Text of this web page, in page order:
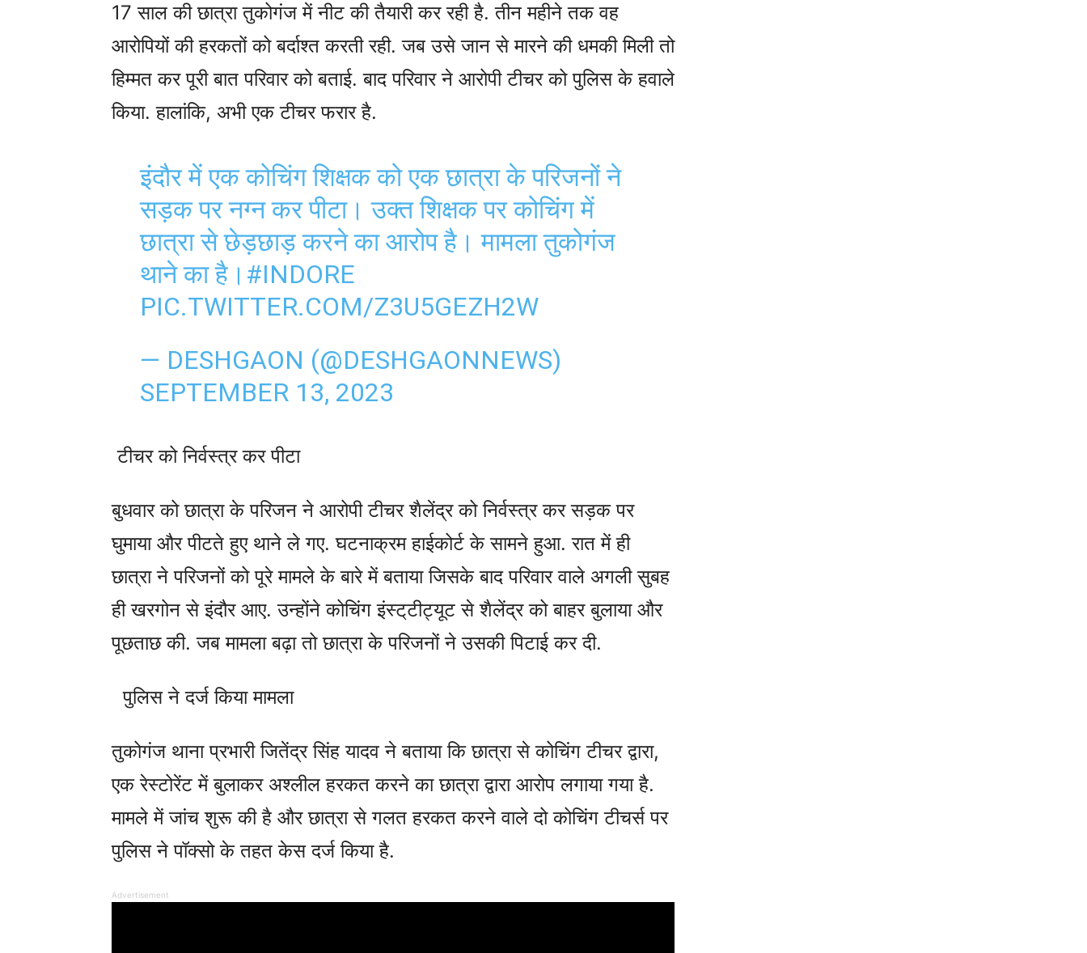
17 साल की छात्रा तुकोगंज में नीट की तैयारी कर रही है. तीन महीने तक वह
आरोपियों की हरकतों को बर्दाश्त करती रही. जब उसे जान से मारने की धमकी मिली तो
हिम्मत कर पूरी बात परिवार को बताई. बाद परिवार ने आरोपी टीचर को पुलिस के हवाले
किया. हालांकि, अभी एक टीचर फरार है.
इंदौर में एक कोचिंग शिक्षक को एक छात्रा के परिजनों ने
सड़क पर नग्न कर पीटा। उक्त शिक्षक पर कोचिंग में
छात्रा से छेड़छाड़ करने का आरोप है। मामला तुकोगंज
थाने का है। #INDORE
PIC.TWITTER.COM/Z3U5GEZH2W
— DESHGAON (@DESHGAONNEWS)
SEPTEMBER 13, 2023
टीचर को निर्वस्त्र कर पीटा
बुधवार को छात्रा के परिजन ने आरोपी टीचर शैलेंद्र को निर्वस्त्र कर सड़क पर
घुमाया और पीटते हुए थाने ले गए. घटनाक्रम हाईकोर्ट के सामने हुआ. रात में ही
छात्रा ने परिजनों को पूरे मामले के बारे में बताया जिसके बाद परिवार वाले अगली सुबह
ही खरगोन से इंदौर आए. उन्होंने कोचिंग इंस्ट्‌टीट्यूट से शैलेंद्र को बाहर बुलाया और
पूछताछ की. जब मामला बढ़ा तो छात्रा के परिजनों ने उसकी पिटाई कर दी.
पुलिस ने दर्ज किया मामला
तुकोगंज थाना प्रभारी जितेंद्र सिंह यादव ने बताया कि छात्रा से कोचिंग टीचर द्वारा,
एक रेस्टोरेंट में बुलाकर अश्लील हरकत करने का छात्रा द्वारा आरोप लगाया गया है.
मामले में जांच शुरू की है और छात्रा से गलत हरकत करने वाले दो कोचिंग टीचर्स पर
पुलिस ने पॉक्सो के तहत केस दर्ज किया है.
Advertisement